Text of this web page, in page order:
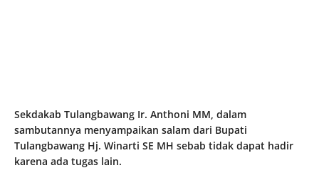
Sekdakab Tulangbawang Ir. Anthoni MM, dalam
sambutannya menyampaikan salam dari Bupati
Tulangbawang Hj. Winarti SE MH sebab tidak dapat hadir
karena ada tugas lain.